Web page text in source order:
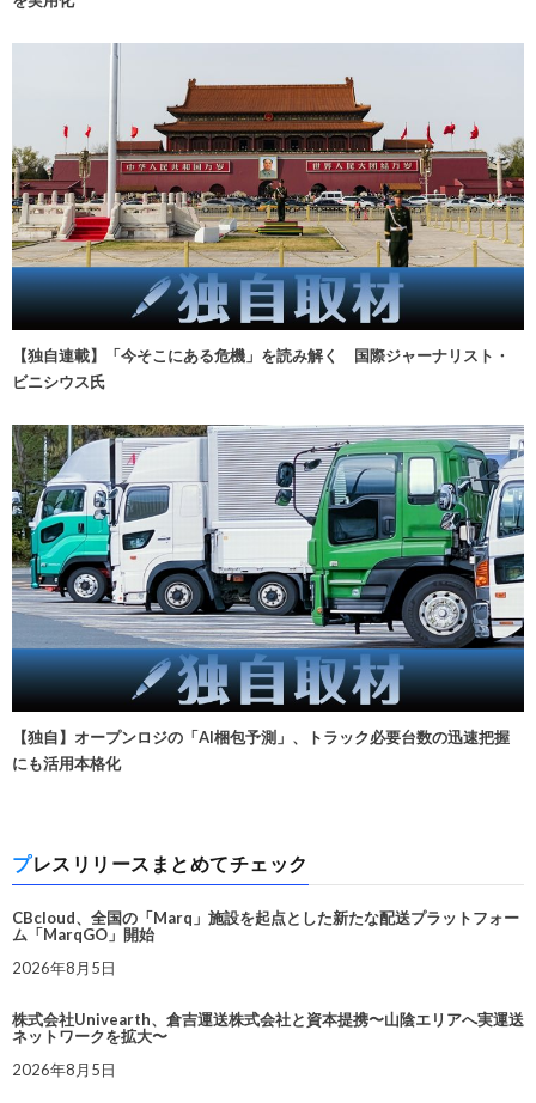
【独自連載】「今そこにある危機」を読み解く 国際ジャーナリスト・
ビニシウス氏
【独自】オープンロジの「AI梱包予測」、トラック必要台数の迅速把握
にも活用本格化
プレスリリースまとめてチェック
CBcloud、全国の「Marq」施設を起点とした新たな配送プラットフォー
ム「MarqGO」開始
2026年8月5日
株式会社Univearth、倉吉運送株式会社と資本提携〜山陰エリアへ実運送
ネットワークを拡大〜
2026年8月5日